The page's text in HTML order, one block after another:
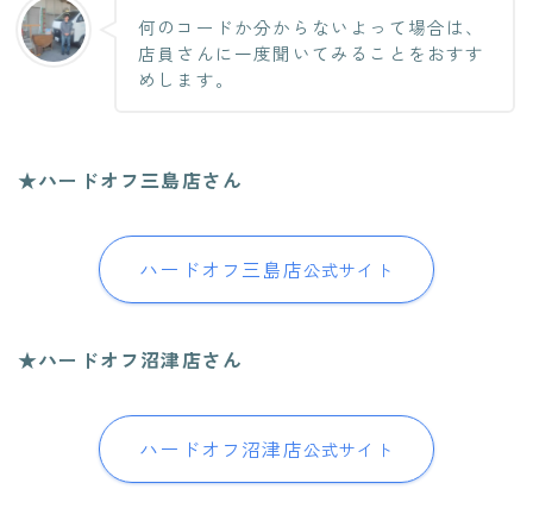
何のコードか分からないよって場合は、
店員さんに一度聞いてみることをおすす
めします。
★ハードオフ三島店さん
ハードオフ三島店公式サイト
★ハードオフ沼津店さん
ハードオフ沼津店公式サイト